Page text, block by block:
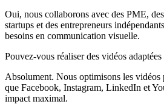
Oui, nous collaborons avec des PME,
startups et des entrepreneurs
besoins en communication visuelle.
Pouvez-vous réaliser des vidéos
Absolument. Nous optimisons les vidéos
que Facebook, Instagram, LinkedIn et
impact maximal.